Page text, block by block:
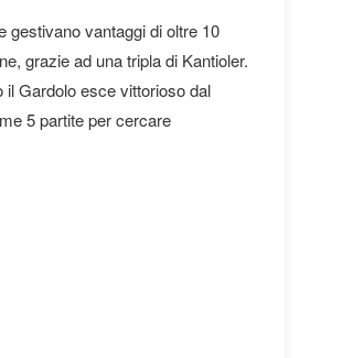
gestivano vantaggi di oltre 10
grazie ad una tripla di Kantioler.
Gardolo esce vittorioso dal
5 partite per cercare